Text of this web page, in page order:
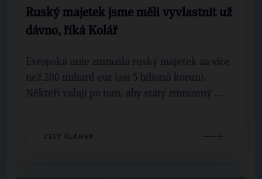
Ruský majetek jsme měli vyvlastnit už
dávno, říká Kolář
Evropská unie zmrazila ruský majetek za více
než 200 miliard eur (asi 5 bilionů korun).
Někteří volají po tom, aby státy zmrazený ...
CELÝ ČLÁNEK